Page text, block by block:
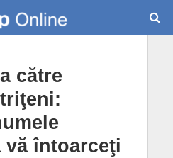
către
vă întoarceţi